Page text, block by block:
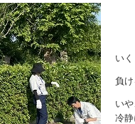
い
負
い
冷